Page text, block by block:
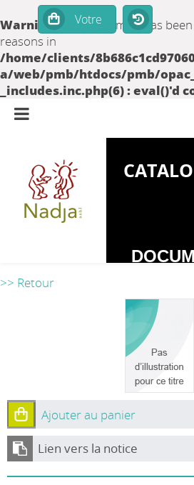
Warning: set_time_limit() has
reasons in
/home/clients/
a/web/pmb/htdocs/pmb/
_includes.inc.php(6) : eval()'d
>> Retour
Ajouter au panier
Lien vers la notice